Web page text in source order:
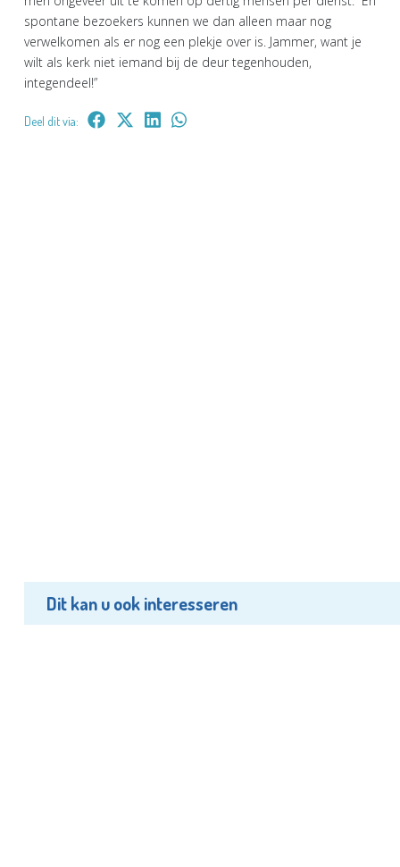
spontane bezoekers kunnen we dan alleen maar nog
verwelkomen als er nog een plekje over is. Jammer, want je
wilt als kerk niet iemand bij de deur tegenhouden,
integendeel!”
Deel dit via:
Dit kan u ook interesseren